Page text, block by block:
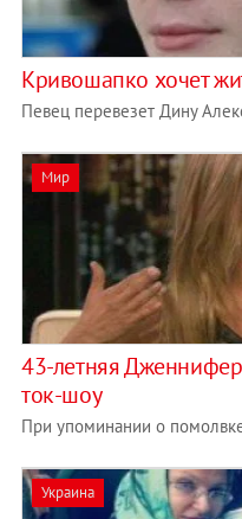
Кривошапко хочет
Певец перевезет Дину
Мир
43-летняя
ток-шоу
При упоминании о
Украина